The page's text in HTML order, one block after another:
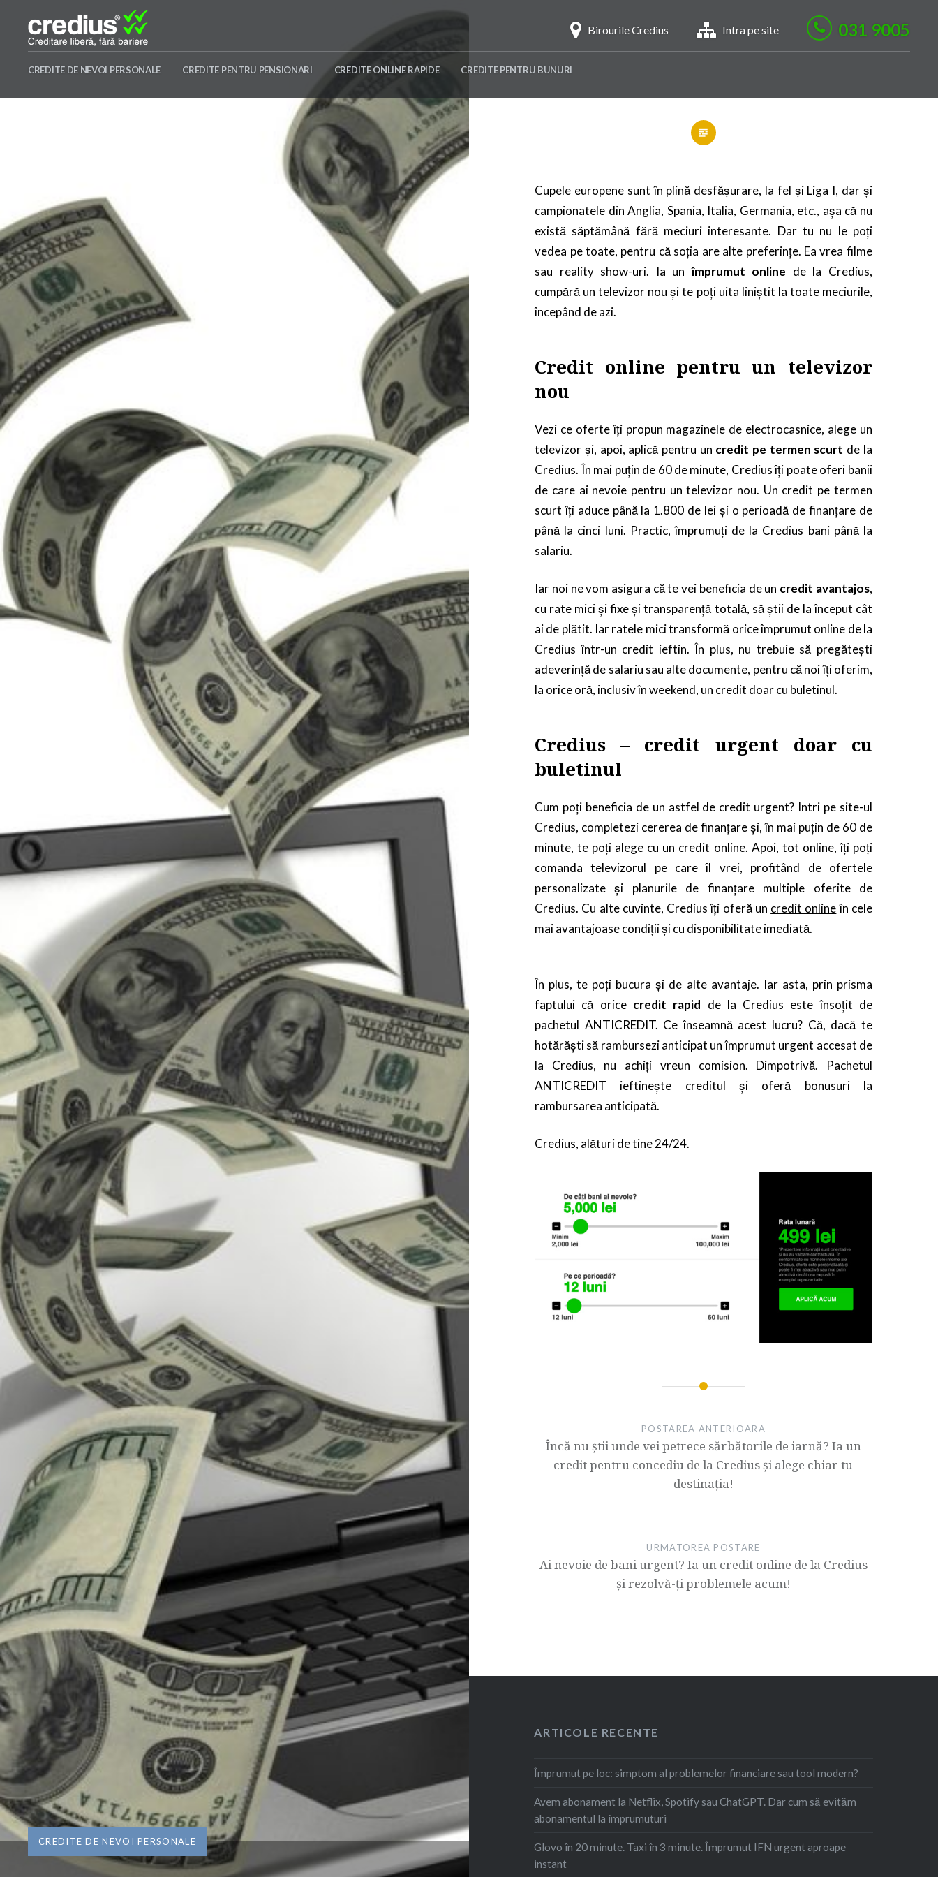
content
Credius
Birourile Credius Intra pe site 031 9005
CREDITE DE NEVOI PERSONALE CREDITE PENTRU PENSIONARI CREDITE ONLINE RAPIDE CREDITE PENTRU BUNURI
CREDITE DE NEVOI PERSONALE
Cupele europene sunt în plină desfășurare, la fel și Liga I, dar și
campionatele din Anglia, Spania, Italia, Germania, etc., așa că nu
există săptămână fără meciuri interesante. Dar tu nu le poți
vedea pe toate, pentru că soția are alte preferințe. Ea vrea filme
sau reality show-uri. Ia unîmprumut online de la Credius,
cumpără un televizor nou și te poți uita liniștit la toate meciurile,
începând de azi.
Credit online pentru un televizor
nou
Vezi ce oferte îți propun magazinele de electrocasnice, alege un
televizor și, apoi, aplică pentru un credit pe termen scurt de la
Credius. În mai puțin de 60 de minute, Credius îți poate oferi banii
de care ai nevoie pentru un televizor nou. Un credit pe termen
scurt îți aduce până la 1.800 de lei și o perioadă de finanțare de
până la cinci luni. Practic, împrumuți de la Credius bani până la
salariu.
Iar noi ne vom asigura că te vei beneficia de un credit avantajos,
cu rate mici și fixe și transparență totală, să știi de la început cât
ai de plătit. Iar ratele mici transformă orice împrumut online de la
Credius într-un credit ieftin. În plus, nu trebuie să pregătești
adeverință de salariu sau alte documente, pentru că noi îți oferim,
la orice oră, inclusiv în weekend, un credit doar cu buletinul.
Credius – credit urgent doar cu
buletinul
Cum poți beneficia de un astfel de credit urgent? Intri pe site-ul
Credius, completezi cererea de finanțare și, în mai puțin de 60 de
minute, te poți alege cu un credit online. Apoi, tot online, îți poți
comanda televizorul pe care îl vrei, profitând de ofertele
personalizate și planurile de finanțare multiple oferite de
Credius. Cu alte cuvinte, Credius îți oferă un credit onlineîn cele
mai avantajoase condiții și cu disponibilitate imediată.
În plus, te poți bucura și de alte avantaje. Iar asta, prin prisma
faptului că orice credit rapid de la Credius este însoțit de
pachetul ANTICREDIT. Ce înseamnă acest lucru? Că, dacă te
hotărăști să rambursezi anticipat un împrumut urgent accesat de
la Credius, nu achiți vreun comision. Dimpotrivă. Pachetul
ANTICREDIT ieftinește creditul și oferă bonusuri la
rambursarea anticipată.
Credius, alături de tine 24/24.
POSTAREA ANTERIOARA
Încă nu știi unde vei petrece sărbătorile de iarnă? Ia un
credit pentru concediu de la Credius și alege chiar tu
destinația!
URMATOREA POSTARE
Ai nevoie de bani urgent? Ia un credit online de la Credius
și rezolvă-ți problemele acum!
ARTICOLE RECENTE
Împrumut pe loc: simptom al problemelor financiare sau tool modern?
Avem abonament la Netflix, Spotify sau ChatGPT. Dar cum să evităm
abonamentul la împrumuturi
Glovo în 20 minute. Taxi în 3 minute. Împrumut IFN urgent aproape
instant